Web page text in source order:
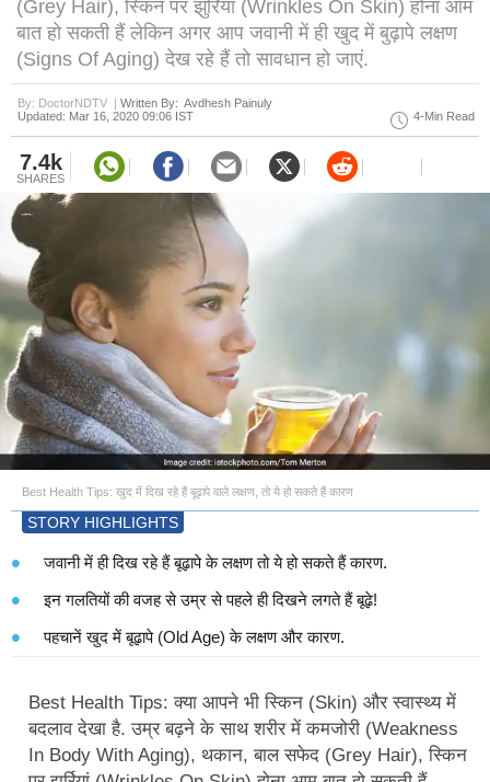
(Grey Hair), स्किन पर झुर्रियां (Wrinkles On Skin) होना आम
बात हो सकती हैं लेकिन अगर आप जवानी में ही खुद में बुढ़ापे लक्षण
(Signs Of Aging) देख रहे हैं तो सावधान हो जाएं.
By: DoctorNDTV | Written By: Avdhesh Painuly
Updated: Mar 16, 2020 09:06 IST
4-Min Read
7.4k
SHARES
Best Health Tips: खुद में दिख रहे हैं बूढ़ापे वाले लक्षण, तो ये हो सकते हैं कारण
STORY HIGHLIGHTS
जवानी में ही दिख रहे हैं बूढ़ापे के लक्षण तो ये हो सकते हैं कारण.
इन गलतियों की वजह से उम्र से पहले ही दिखने लगते हैं बूढ़े!
पहचानें खुद में बूढ़ापे (Old Age) के लक्षण और कारण.
Best Health Tips: क्या आपने भी स्किन (Skin) और स्वास्थ्य में
बदलाव देखा है. उम्र बढ़ने के साथ शरीर में कमजोरी (Weakness
In Body With Aging), थकान, बाल सफेद (Grey Hair), स्किन